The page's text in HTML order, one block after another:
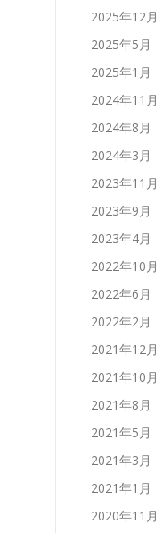
2025年12月
2025年5月
2025年1月
2024年11月
2024年8月
2024年3月
2023年11月
2023年9月
2023年4月
2022年10月
2022年6月
2022年2月
2021年12月
2021年10月
2021年8月
2021年5月
2021年3月
2021年1月
2020年11月